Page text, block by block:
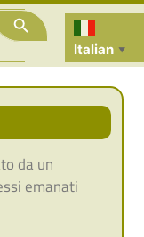
Button
Italian ▼
da un
emanati